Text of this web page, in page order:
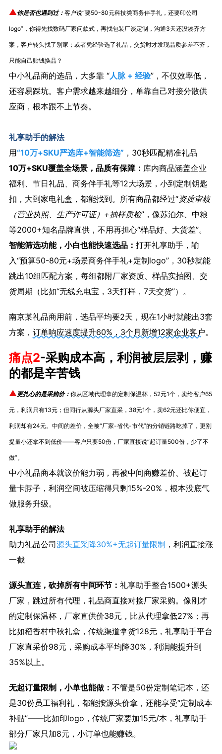
▲你是否也遇到过： 客户说“要50-80元科技类商务伴手礼，还要印公司
logo”，你得先找数码厂家问款式，再找包装厂谈定制，沟通3天还没凑齐方
案，客户转头找了别家；或者凭经验选了礼品，交货时才发现品质参差不齐，
只能自己贴钱换品？
中小礼品商的选品，大多靠 “人脉 + 经验”，不仅效率低，
还容易踩坑。客户需求越来越细分，单靠自己对接分散供
应商，根本跟不上节奏。
礼享助手的解法
用“10万+SKU严选库+智能筛选” ，30秒匹配精准礼品
10万+SKU覆盖全场景，品质有保障： 库内商品涵盖企业
福利、节日礼品、商务伴手礼等12大场景，小到定制钥匙
扣，大到家电礼盒，都能找到。所有商品都经过“资质审核
（营业执照、生产许可证）+抽样质检”，像苏泊尔、中粮
等2000+知名品牌直供，不用再担心“样品好、大货差”。
智能筛选功能，小白也能快速选品： 打开礼享助手，输
入“预算50-80元+场景商务伴手礼+定制logo”，30秒就能
跳出10组匹配方案，每组都附厂家资质、样品实拍图、交
货周期（比如“无线充电宝，3天打样，7天交货”）。
南京某礼品商用前，选品平均要2天，现在1小时就能出3套
方案， 订单响应速度提升60%，3个月新增12家企业客户。
痛点2-采购成本高，利润被层层剥，赚
的都是辛苦钱
▲ 更扎心的是采购价： 你从区域代理拿的定制保温杯，52元1个，卖给客户65
元，利润只有13元；但同行从源头厂家直采，38元1个，卖62元还比你便宜，
利润却有24元。中间的差价，全被“厂家-省代-市代”的分销链路吃掉了，更别
提量小还拿不到低价——客户只要50份，厂家直接说“起订量500份，少了不
做”。
中小礼品商本就议价能力弱，再被中间商赚差价、被起订
量卡脖子，利润空间被压缩得只剩15%-20%，根本没底气
做服务升级。
礼享助手的解法
助力礼品公司源头直采降30%+无起订量限制 ，利润直接涨
一截
源头直连，砍掉所有中间环节： 礼享助手整合1500+源头
厂家，跳过所有代理，礼品商直接对接厂家采购。像刚才
的定制保温杯，厂家直供价38元，比从代理拿低27%；再
比如稻香村中秋礼盒，传统渠道拿货128元，礼享助手平台
厂家直采价98元，采购成本平均降30%，利润能提升到
35%以上。
无起订量限制，小单也能做： 不管是50份定制笔记本，还
是30份员工福利礼，都能按源头价拿，还能享受“定制成本
补贴”——比如印logo，传统厂家要加15元/本，礼享助手
部分厂家只加8元，小订单也能赚钱。